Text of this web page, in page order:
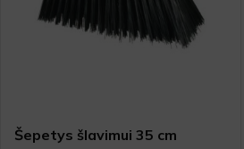
Šepetys šlavimui 35 cm